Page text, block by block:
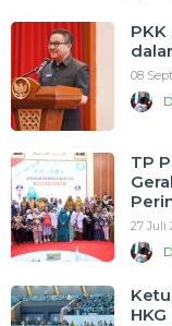
08
TP
27 Juli